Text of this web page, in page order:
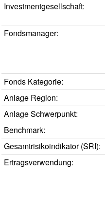
Investmentgesellschaft:
Fondsmanager:
Fonds Kategorie:
Anlage Region:
Anlage Schwerpunkt:
Benchmark:
Gesamtrisikoindikator (SRI):
Ertragsverwendung: